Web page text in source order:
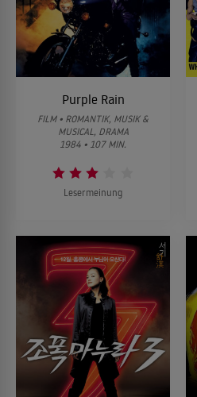
Purple Rain
FILM • ROMANTIK, MUSIK &
MUSICAL, DRAMA
1984 • 107 MIN.
Lesermeinung